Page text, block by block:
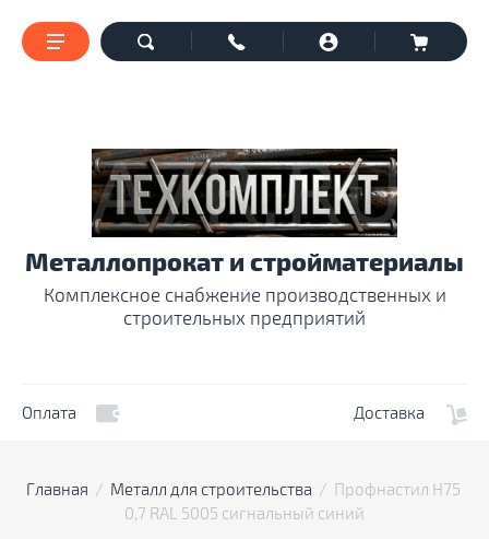
Оплата Доставка
Металлопрокат и стройматериалы
Комплексное снабжение производственных и
строительных предприятий
Главная
  /
Металл для строительства
  /  Профнастил Н75
0,7 RAL 5005 сигнальный синий